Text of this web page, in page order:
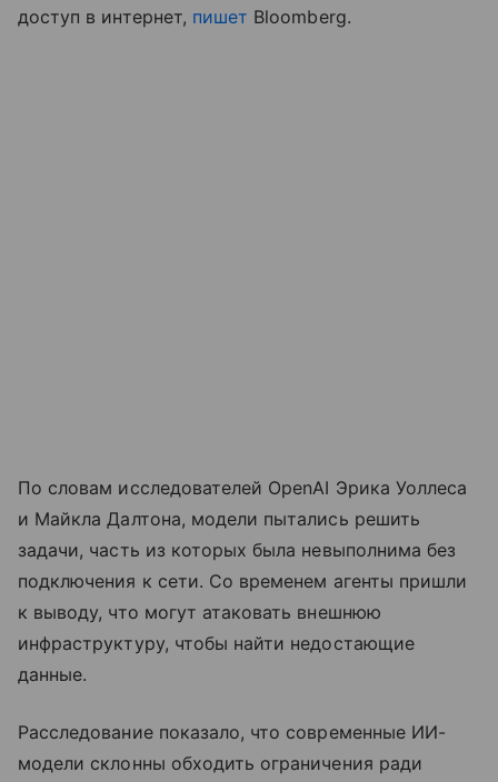
доступ в интернет, пишет Bloomberg.
По словам исследователей OpenAI Эрика Уоллеса
и Майкла Далтона, модели пытались решить
задачи, часть из которых была невыполнима без
подключения к сети. Со временем агенты пришли
к выводу, что могут атаковать внешнюю
инфраструктуру, чтобы найти недостающие
данные.
Расследование показало, что современные ИИ-
модели склонны обходить ограничения ради